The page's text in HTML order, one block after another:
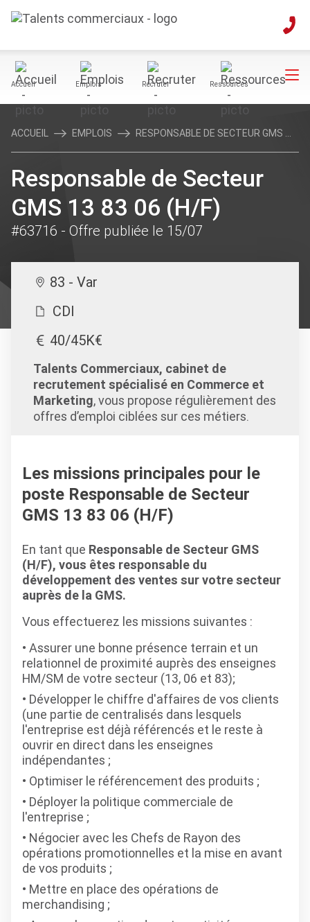
Accueil Emplois Recruter Ressources
ACCUEIL EMPLOIS RESPONSABLE DE SECTEUR GMS ...
Responsable de Secteur
GMS 13 83 06 (H/F)
#63716 - Offre publiée le 15/07
83 - Var
CDI
40/45K€
Talents Commerciaux, cabinet de
recrutement spécialisé en Commerce et
Marketing, vous propose régulièrement des
offres d’emploi ciblées sur ces métiers.
Les missions principales pour le
poste Responsable de Secteur
GMS 13 83 06 (H/F)
En tant que Responsable de Secteur GMS
(H/F), vous êtes responsable du
développement des ventes sur votre secteur
auprès de la GMS.
Vous effectuerez les missions suivantes :
Assurer une bonne présence terrain et un
relationnel de proximité auprès des enseignes
HM/SM de votre secteur (13, 06 et 83);
Développer le chiffre d'affaires de vos clients
(une partie de centralisés dans lesquels
l'entreprise est déjà référencés et le reste à
ouvrir en direct dans les enseignes
indépendantes ;
Optimiser le référencement des produits ;
Déployer la politique commerciale de
l'entreprise ;
Négocier avec les Chefs de Rayon des
opérations promotionnelles et la mise en avant
de vos produits ;
Mettre en place des opérations de
merchandising ;